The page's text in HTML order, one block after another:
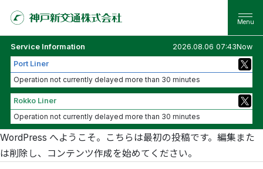
Service Information
2026.08.06 07:43Now
Port Liner
Operation not currently delayed more than 30 minutes
Rokko Liner
Operation not currently delayed more than 30 minutes
WordPress へようこそ。こちらは最初の投稿です。編集また
は削除し、コンテンツ作成を始めてください。